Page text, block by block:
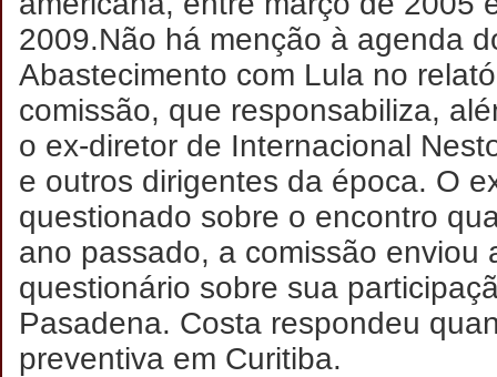
2009.Não há menção à agenda
Abastecimento com Lula no
comissão, que responsabiliza,
o ex-diretor de Internacional
e outros dirigentes da época. O
questionado sobre o encontro
ano passado, a comissão enviou
questionário sobre sua
Pasadena. Costa respondeu
preventiva em Curitiba.